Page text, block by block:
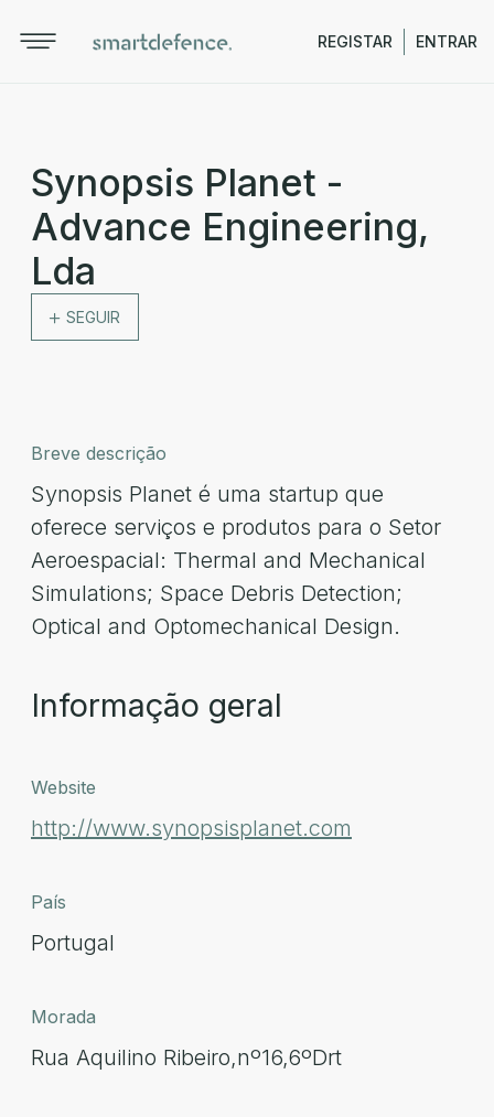
REGISTAR ENTRAR
Synopsis Planet -
Advance Engineering,
Lda
SEGUIR
Breve descrição
Synopsis Planet é uma startup que
oferece serviços e produtos para o Setor
Aeroespacial: Thermal and Mechanical
Simulations; Space Debris Detection;
Optical and Optomechanical Design.
Informação geral
Website
http://www.synopsisplanet.com
País
Portugal
Morada
Rua Aquilino Ribeiro,nº16,6ºDrt